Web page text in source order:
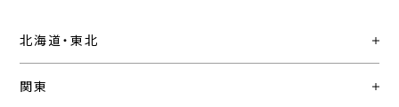
北海道・東北
関東